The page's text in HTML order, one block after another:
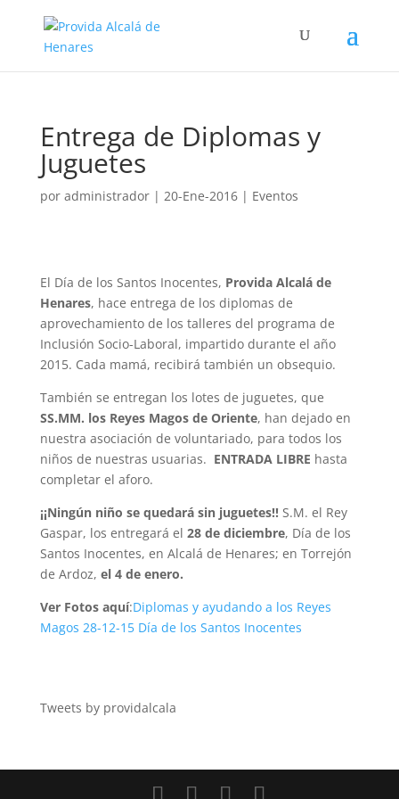
Entrega de Diplomas y
Juguetes
por administrador| 20-Ene-2016| Eventos
El Día de los Santos Inocentes, Provida Alcalá de
Henares, hace entrega de los diplomas de
aprovechamiento de los talleres del programa de
Inclusión Socio-Laboral, impartido durante el año
2015. Cada mamá, recibirá también un obsequio.
También se entregan los lotes de juguetes, que
SS.MM. los Reyes Magos de Oriente, han dejado en
nuestra asociación de voluntariado, para todos los
niños de nuestras usuarias. ENTRADA LIBRE hasta
completar el aforo.
¡¡Ningún niño se quedará sin juguetes!!S.M. el Rey
Gaspar, los entregará el 28 de diciembre, Día de los
Santos Inocentes, en Alcalá de Henares; en Torrejón
de Ardoz, el 4 de enero.
Ver Fotos aquí:Diplomas y ayudando a los Reyes
Magos 28-12-15 Día de los Santos Inocentes
Tweets by providalcala